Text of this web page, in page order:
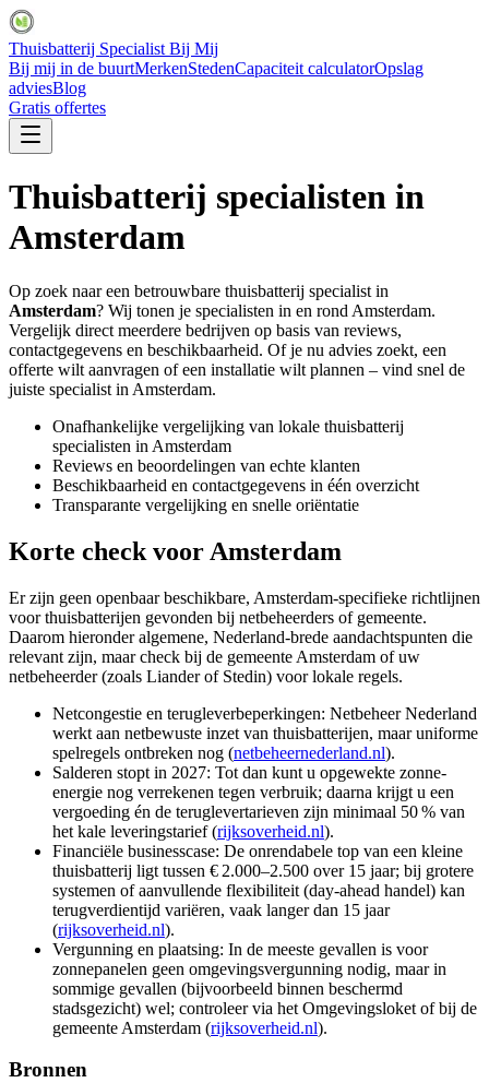
Thuisbatterij Specialist Bij Mij
Bij mij in de buurtMerkenStedenCapaciteit calculatorOpslag
adviesBlog
Gratis offertes
Thuisbatterij specialisten in
Amsterdam
Op zoek naar een betrouwbare thuisbatterij specialist in
Amsterdam? Wij tonen je specialisten in en rond Amsterdam.
Vergelijk direct meerdere bedrijven op basis van reviews,
contactgegevens en beschikbaarheid. Of je nu advies zoekt, een
offerte wilt aanvragen of een installatie wilt plannen – vind snel de
juiste specialist in Amsterdam.
Onafhankelijke vergelijking van lokale thuisbatterij
specialisten in Amsterdam
Reviews en beoordelingen van echte klanten
Beschikbaarheid en contactgegevens in één overzicht
Transparante vergelijking en snelle oriëntatie
Korte check voor Amsterdam
Er zijn geen openbaar beschikbare, Amsterdam-specifieke richtlijnen
voor thuisbatterijen gevonden bij netbeheerders of gemeente.
Daarom hieronder algemene, Nederland-brede aandachtspunten die
relevant zijn, maar check bij de gemeente Amsterdam of uw
netbeheerder (zoals Liander of Stedin) voor lokale regels.
Netcongestie en terugleverbeperkingen: Netbeheer Nederland
werkt aan netbewuste inzet van thuisbatterijen, maar uniforme
spelregels ontbreken nog (netbeheernederland.nl).
Salderen stopt in 2027: Tot dan kunt u opgewekte zonne-
energie nog verrekenen tegen verbruik; daarna krijgt u een
vergoeding én de teruglevertarieven zijn minimaal 50 % van
het kale leveringstarief (rijksoverheid.nl).
Financiële businesscase: De onrendabele top van een kleine
thuisbatterij ligt tussen € 2.000–2.500 over 15 jaar; bij grotere
systemen of aanvullende flexibiliteit (day‑ahead handel) kan
terugverdientijd variëren, vaak langer dan 15 jaar
(rijksoverheid.nl).
Vergunning en plaatsing: In de meeste gevallen is voor
zonnepanelen geen omgevingsvergunning nodig, maar in
sommige gevallen (bijvoorbeeld binnen beschermd
stadsgezicht) wel; controleer via het Omgevingsloket of bij de
gemeente Amsterdam (rijksoverheid.nl).
Bronnen